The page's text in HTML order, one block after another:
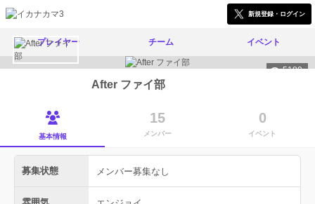
新規登録・ログイン
プレイヤー チーム イベント
5189
After ファイ部
基本情報
15
メンバー
0
イベント
募集状態 メンバー募集なし